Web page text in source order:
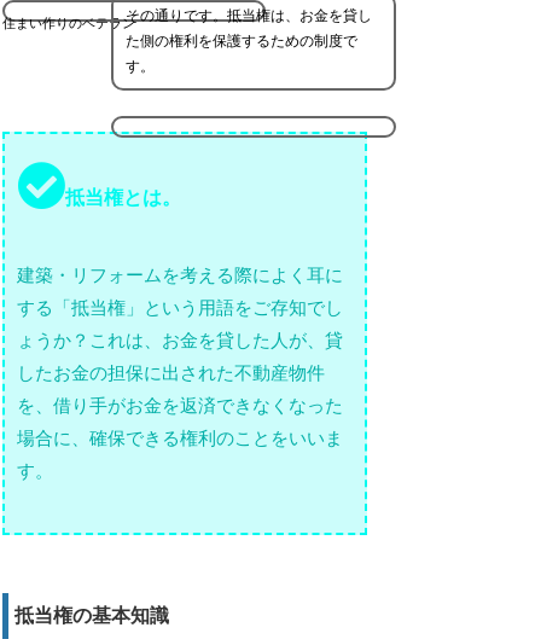
住まい作りのベテランその通りです。抵当権は、お金を貸し
た側の権利を保護するための制度で
す。
抵当権とは。
建築・リフォームを考える際によく耳に
する「抵当権」という用語をご存知でし
ょうか？これは、お金を貸した人が、貸
したお金の担保に出された不動産物件
を、借り手がお金を返済できなくなった
場合に、確保できる権利のことをいいま
す。
抵当権の基本知識